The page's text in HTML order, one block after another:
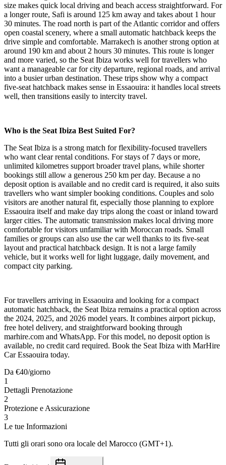
size makes quick local driving and beach access straightforward. For
a longer route, Safi is around 125 km away and takes about 1 hour
30 minutes. The road north is part of the Atlantic corridor and offers
open coastal scenery, where a small automatic hatchback keeps the
drive simple and comfortable. Marrakech is another strong option at
around 190 km and about 2 hours 30 minutes. This route is longer
and more varied, so the Seat Ibiza works well for travellers who
want a manageable car for city departure, regional roads, and arrival
into a busier urban destination. These trips show why a compact
five-seat hatchback makes sense in Essaouira: it handles local streets
well, then transitions easily to intercity travel.
Who is the Seat Ibiza Best Suited For?
The Seat Ibiza is a strong match for flexibility-focused travellers
who want clear rental conditions. For stays of 7 days or more,
unlimited kilometres support broader travel plans, while shorter
bookings still allow a generous 250 km per day. Because a no
deposit option is available and no credit card is required, it also suits
travellers who want simpler booking conditions. Couples and solo
visitors are another natural fit, especially those planning to explore
Essaouira itself and make day trips along the coast or inland toward
larger cities. The automatic transmission makes local driving more
comfortable for visitors unfamiliar with Moroccan roads. Small
families or groups can also use the car well thanks to its five-seat
layout and practical hatchback design. It is not a large family
vehicle, but it works well for light luggage, daily movement, and
compact city parking.
For travellers arriving in Essaouira and looking for a compact
automatic hatchback, the Seat Ibiza remains a practical option across
the 2024, 2025, and 2026 model years. It combines airport pickup,
free hotel delivery, and straightforward booking through
marhire.com and WhatsApp. For this model, no deposit option is
available, no credit card required. Book the Seat Ibiza with MarHire
Car Essaouira today.
Da €40/giorno
1
Dettagli Prenotazione
2
Protezione e Assicurazione
3
Le tue Informazioni
Tutti gli orari sono ora locale del Marocco (GMT+1).